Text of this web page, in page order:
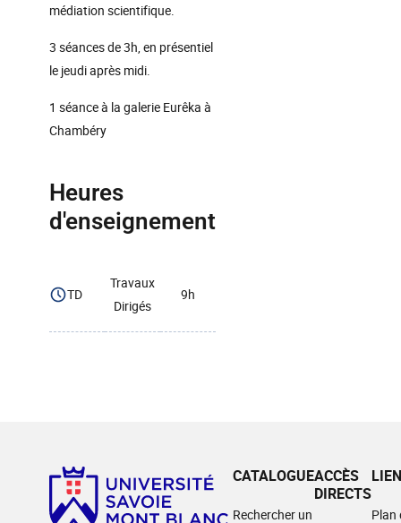
médiation scientifique.
3 séances de 3h, en présentiel
le jeudi après midi.
1 séance à la galerie Eurêka à
Chambéry
Heures
d'enseignement
TD
Travaux
Dirigés
9h
CATALOGUE
Rechercher un
ACCÈS
DIRECTS
Plan